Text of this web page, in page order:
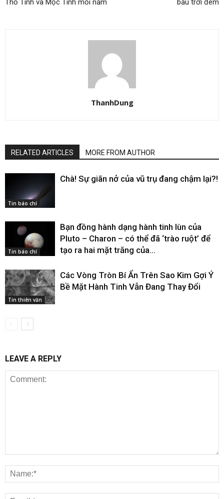
Thổ Tinh và Mộc Tinh mỗi năm bầu trời đêm
ThanhDung
RELATED ARTICLES MORE FROM AUTHOR
Tin báo chí
Chà! Sự giãn nở của vũ trụ đang chậm lại?!
Tin báo chí
Bạn đồng hành dạng hành tinh lùn của
Pluto – Charon – có thể đã ‘trào ruột’ để
tạo ra hai mặt trăng của...
Tin thiên văn
Các Vòng Tròn Bí Ẩn Trên Sao Kim Gợi Ý
Bề Mặt Hành Tinh Vẫn Đang Thay Đổi
LEAVE A REPLY